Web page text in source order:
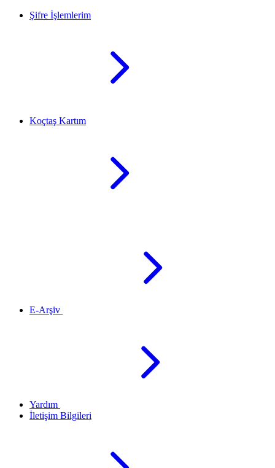
Şifre İşlemlerim
Koçtaş Kartım
E-Arşiv
Yardım
İletişim Bilgileri